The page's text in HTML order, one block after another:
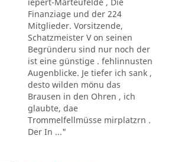
Finanziage und der 224
Mitglieder. Vorsitzende,
Schatzmeister V on seinen
Begründeru sind nur noch der
ist eine günstige . fehlinnusten
Augenblicke. Je tiefer ich sank ,
desto wilden mönu das
Brausen in den Ohren , ich
glaubte, dae
Trommelfellmüsse mirplatzrn .
Der In ..."